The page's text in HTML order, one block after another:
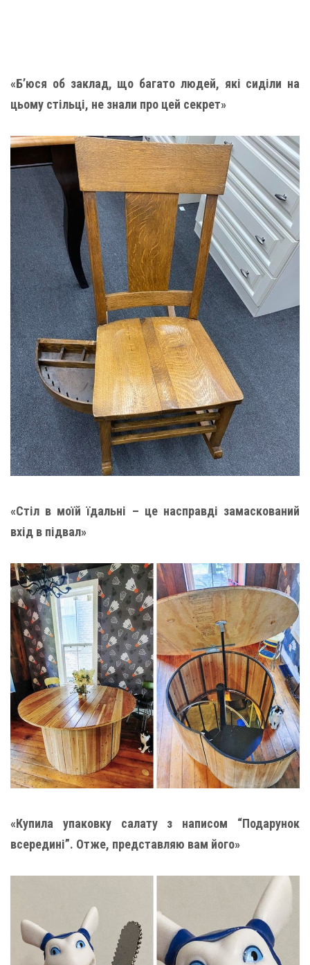
«Б’юся об заклад, що багато людей, які сиділи на
цьому стільці, не знали про цей секрет»
«Стіл в моїй їдальні – це насправді замаскований
вхід в підвал»
«Купила упаковку салату з написом “Подарунок
всередині”. Отже, представляю вам його»